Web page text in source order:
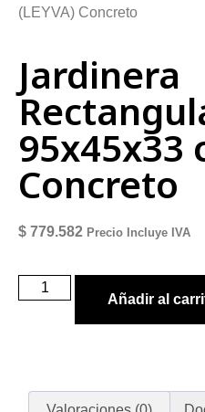
(LEYVA) Concreto
Jardinera
95x45x33
Concreto
$ 779.582 Precio Incluye IVA
Añadir al